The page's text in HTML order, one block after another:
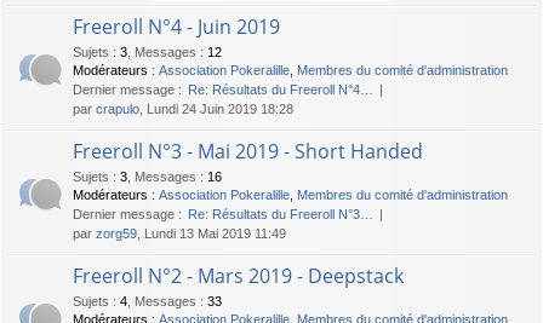
Freeroll N°4 - Juin 2019
Sujets : 3 Messages : 12
Modérateurs : Association Pokeralille Membres du comité d'administration
Dernier message : Re: Résultats du Freeroll N°4…
par crapulo , Lundi 24 Juin 2019 18:28
Freeroll N°3 - Mai 2019 - Short Handed
Sujets : 3 Messages : 16
Modérateurs : Association Pokeralille Membres du comité d'administration
Dernier message : Re: Résultats du Freeroll N°3…
par zorg59 , Lundi 13 Mai 2019 11:49
Freeroll N°2 - Mars 2019 - Deepstack
Sujets : 4 Messages : 33
Modérateurs : Association Pokeralille Membres du comité d'administration